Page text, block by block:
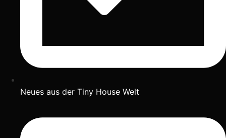
Neues aus der Tiny House Welt